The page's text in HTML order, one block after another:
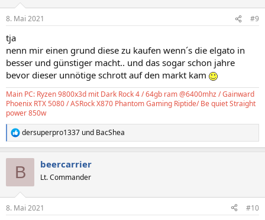
e
:
8. Mai 2021 #9
tja
nenn mir einen grund diese zu kaufen wenn´s die elgato in
besser und günstiger macht.. und das sogar schon jahre
bevor dieser unnötige schrott auf den markt kam
Main PC: Ryzen 9800x3d mit Dark Rock 4 / 64gb ram @6400mhz / Gainward
Phoenix RTX 5080 / ASRock X870 Phantom Gaming Riptide/ Be quiet Straight
power 850w
R
e
e
dersuperpro1337 und BacShea
B beercarrier
Lt. Commander
8. Mai 2021 #10